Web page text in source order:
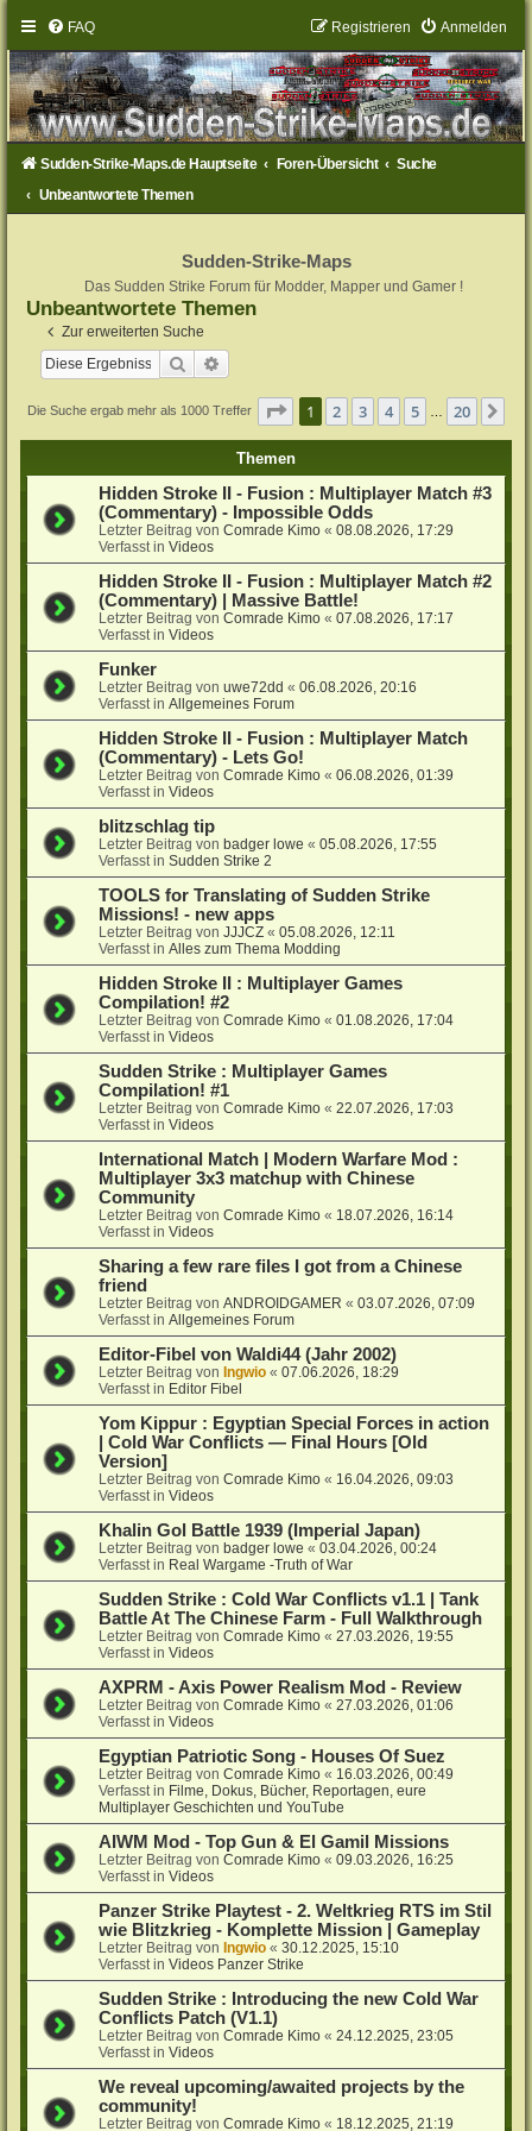
FAQ Anmelden
Registrieren
Sudden-Strike-Maps.de Hauptseite Foren-Übersicht
Suche
Unbeantwortete Themen
Sudden-Strike-Maps
Das Sudden Strike Forum für Modder, Mapper und Gamer !
Unbeantwortete Themen
Zur erweiterten Suche
Suche
Die Suche ergab mehr als 1000 Treffer Seite 1von 20
1 2 3 4 5 20
Themen
Hidden Stroke II - Fusion : Multiplayer Match #3
(Commentary) - Impossible Odds
Letzter Beitrag vonComrade Kimo «08.08.2026, 17:29
Verfasst inVideos
Hidden Stroke II - Fusion : Multiplayer Match #2
(Commentary) | Massive Battle!
Letzter Beitrag vonComrade Kimo «07.08.2026, 17:17
Verfasst inVideos
Funker
Letzter Beitrag vonuwe72dd «06.08.2026, 20:16
Verfasst inAllgemeines Forum
Hidden Stroke II - Fusion : Multiplayer Match
(Commentary) - Lets Go!
Letzter Beitrag vonComrade Kimo «06.08.2026, 01:39
Verfasst inVideos
blitzschlag tip
Letzter Beitrag vonbadger lowe «05.08.2026, 17:55
Verfasst inSudden Strike 2
TOOLS for Translating of Sudden Strike
Missions! - new apps
Letzter Beitrag vonJJJCZ «05.08.2026, 12:11
Verfasst inAlles zum Thema Modding
Hidden Stroke II : Multiplayer Games
Compilation! #2
Letzter Beitrag vonComrade Kimo «01.08.2026, 17:04
Verfasst inVideos
Sudden Strike : Multiplayer Games
Compilation! #1
Letzter Beitrag vonComrade Kimo «22.07.2026, 17:03
Verfasst inVideos
International Match | Modern Warfare Mod :
Multiplayer 3x3 matchup with Chinese
Community
Letzter Beitrag vonComrade Kimo « 18.07.2026, 16:14
Verfasst inVideos
Sharing a few rare files I got from a Chinese
friend
Letzter Beitrag vonANDROIDGAMER «03.07.2026, 07:09
Verfasst inAllgemeines Forum
Editor-Fibel von Waldi44 (Jahr 2002)
Letzter Beitrag vonIngwio «07.06.2026, 18:29
Verfasst in Editor Fibel
Yom Kippur : Egyptian Special Forces in action
| Cold War Conflicts — Final Hours [Old
Version]
Letzter Beitrag vonComrade Kimo « 16.04.2026, 09:03
Verfasst inVideos
Khalin Gol Battle 1939 (Imperial Japan)
Letzter Beitrag vonbadger lowe «03.04.2026, 00:24
Verfasst in Real Wargame -Truth of War
Sudden Strike : Cold War Conflicts v1.1 | Tank
Battle At The Chinese Farm - Full Walkthrough
Letzter Beitrag vonComrade Kimo «27.03.2026, 19:55
Verfasst inVideos
AXPRM - Axis Power Realism Mod - Review
Letzter Beitrag vonComrade Kimo «27.03.2026, 01:06
Verfasst inVideos
Egyptian Patriotic Song - Houses Of Suez
Letzter Beitrag vonComrade Kimo « 16.03.2026, 00:49
Verfasst in Filme, Dokus, Bücher, Reportagen, eure
Multiplayer Geschichten und YouTube
AIWM Mod - Top Gun & El Gamil Missions
Letzter Beitrag vonComrade Kimo «09.03.2026, 16:25
Verfasst inVideos
Panzer Strike Playtest - 2. Weltkrieg RTS im Stil
wie Blitzkrieg - Komplette Mission | Gameplay
Letzter Beitrag vonIngwio «30.12.2025, 15:10
Verfasst inVideos Panzer Strike
Sudden Strike : Introducing the new Cold War
Conflicts Patch (V1.1)
Letzter Beitrag vonComrade Kimo «24.12.2025, 23:05
Verfasst inVideos
We reveal upcoming/awaited projects by the
community!
Letzter Beitrag vonComrade Kimo « 18.12.2025, 21:19